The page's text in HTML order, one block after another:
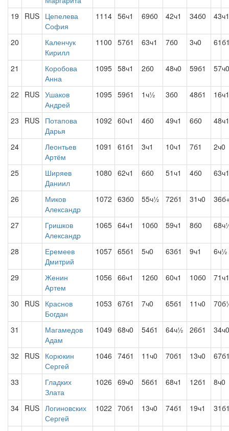
19 RUS Цепелева
София
1114 56ч1 69б0 42ч1 34б0 43ч1
20
Каленчук
Кирилл
1100 57б1 63ч1 7б0 3ч0
21
Коробова
Анна
1095 58ч1 2б0 48ч0 59б1 57ч0
22 RUS Ушаков
Андрей
1095 59б1 1ч½ 3б0 48б1 16ч1
23 RUS Потапова
Дарья
1092 60ч1 4б0 49ч1 6б0 48ч1
24
Леонтьев
Артём
1091 61б1 3ч1 10ч1 7б1 2ч0
25
Ширяев
Даниил
1080 62ч1 6б0 51ч1 4б0 63ч1
26
Миков
Александр
1072 63б0 55ч½ 72б1 31ч0
27
Гришков
Александр
1065 64ч1 10б0 59ч1 8б0
28
Еремеев
Дмитрий
1057 65б1 5ч0 63б1 9ч1 6ч½
29
Женин
Артем
1056 66ч1 12б0 60ч1 10б0 71ч1
30 RUS Краснов
Богдан
1053 67б1 7ч0 65б1 11ч0
31
Магамедов
Адам
1049 68ч0 54б1 64ч½ 26б1 34ч0
32 RUS Корюкин
Сергей
1046 74б1 11ч0 70б1 13ч0
33
Гладких
Злата
1026 69ч0 56б1 68ч1 12б1 8ч0
34 RUS Логиновских
Сергей
1022 70б1 13ч0 74б1 19ч1